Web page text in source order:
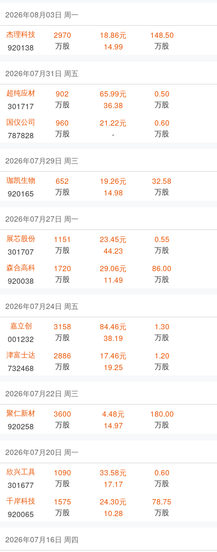
2026年08月03日 周一
杰理科技
920138
2970
万股
18.86元
14.99
148.50
万股
2026年07月31日 周五
超纯应材
301717
902
万股
65.99元
36.38
0.50
万股
国仪公司
787828
960
万股
21.22元
-
0.60
万股
2026年07月29日 周三
珈凯生物
920165
652
万股
19.26元
14.98
32.58
万股
2026年07月27日 周一
展芯股份
301707
1151
万股
23.45元
44.23
0.55
万股
森合高科
920038
1720
万股
29.06元
11.49
86.00
万股
2026年07月24日 周五
嘉立创
001232
3158
万股
84.46元
38.19
1.30
万股
津富士达
732468
2886
万股
17.46元
19.25
1.20
万股
2026年07月22日 周三
聚仁新材
920258
3600
万股
4.48元
14.97
180.00
万股
2026年07月20日 周一
欣兴工具
301677
1090
万股
33.58元
17.17
0.60
万股
千岸科技
920065
1575
万股
24.30元
10.28
78.75
万股
2026年07月16日 周四